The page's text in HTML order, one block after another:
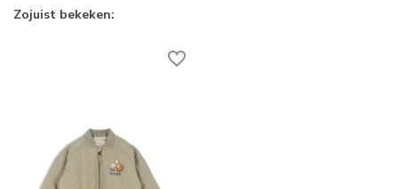
Zojuist bekeken: